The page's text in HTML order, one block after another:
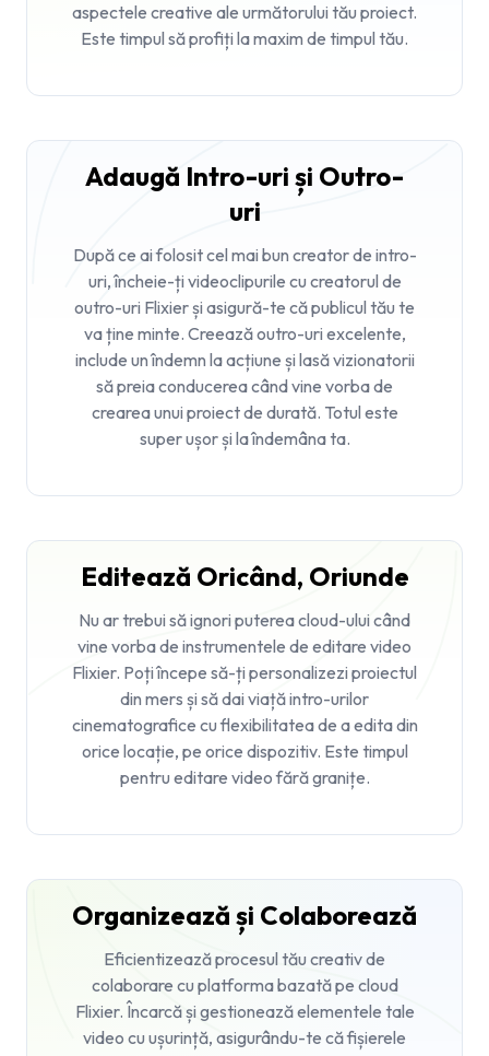
aspectele creative ale următorului tău proiect.
Este timpul să profiți la maxim de timpul tău.
Adaugă Intro-uri și Outro-
uri
După ce ai folosit cel mai bun creator de intro-
uri, încheie-ți videoclipurile cu creatorul de
outro-uri Flixier și asigură-te că publicul tău te
va ține minte. Creează outro-uri excelente,
include un îndemn la acțiune și lasă vizionatorii
să preia conducerea când vine vorba de
crearea unui proiect de durată. Totul este
super ușor și la îndemâna ta.
Editează Oricând, Oriunde
Nu ar trebui să ignori puterea cloud-ului când
vine vorba de instrumentele de editare video
Flixier. Poți începe să-ți personalizezi proiectul
din mers și să dai viață intro-urilor
cinematografice cu flexibilitatea de a edita din
orice locație, pe orice dispozitiv. Este timpul
pentru editare video fără granițe.
Organizează și Colaborează
Eficientizează procesul tău creativ de
colaborare cu platforma bazată pe cloud
Flixier. Încarcă și gestionează elementele tale
video cu ușurință, asigurându-te că fișierele